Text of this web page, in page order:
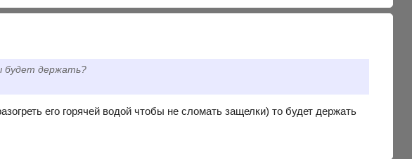
будет держать?
его горячей водой чтобы не сломать защелки) то будет держать